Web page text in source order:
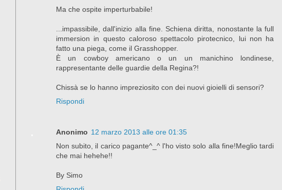
Ma che ospite imperturbabile!
...impassibile, dall'inizio alla fine. Schiena diritta, nonostante la full
immersion in questo caloroso spettacolo pirotecnico, lui non ha
fatto una piega, come il Grasshopper.
È un cowboy americano o un un manichino londinese,
rappresentante delle guardie della Regina?!
Chissà se lo hanno impreziosito con dei nuovi gioielli di sensori?
Rispondi
Anonimo 12 marzo 2013 alle ore 01:35
Non subito, il carico pagante^_^ l'ho visto solo alla fine!Meglio tardi
che mai hehehe!!
By Simo